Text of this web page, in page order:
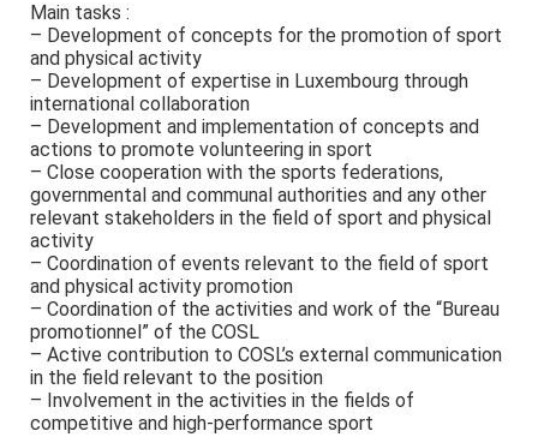
Main tasks :
– Development of concepts for the promotion of sport
and physical activity
– Development of expertise in Luxembourg through
international collaboration
– Development and implementation of concepts and
actions to promote volunteering in sport
– Close cooperation with the sports federations,
governmental and communal authorities and any other
relevant stakeholders in the field of sport and physical
activity
– Coordination of events relevant to the field of sport
and physical activity promotion
– Coordination of the activities and work of the “Bureau
promotionnel” of the COSL
– Active contribution to COSL’s external communication
in the field relevant to the position
– Involvement in the activities in the fields of
competitive and high-performance sport